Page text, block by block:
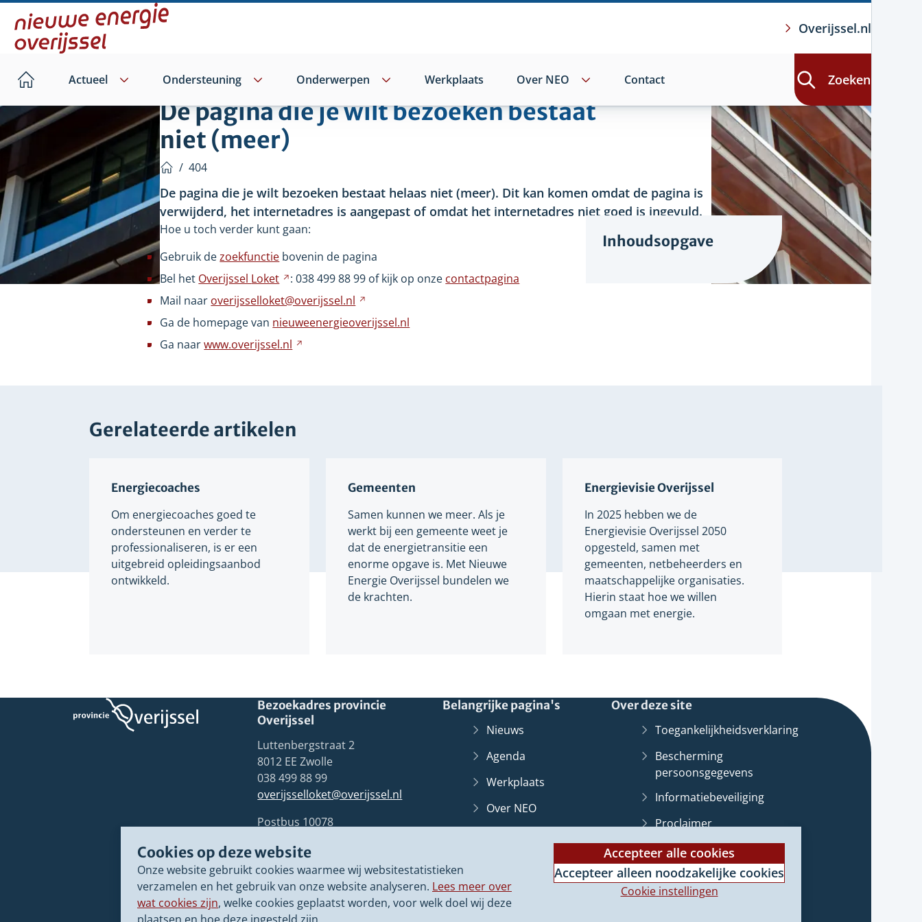
Cookies op deze website
Onze website gebruikt cookies waarmee wij websitestatistieken
verzamelen en het gebruik van onze website analyseren. Lees meer over
wat cookies zijn, welke cookies geplaatst worden, voor welk doel wij deze
Accepteer alle cookies
Accepteer alleen noodzakelijke cookies
Cookie instellingen
naar
hoofdinhoud
Overijssel.nl
Home
Actueel Ondersteuning Onderwerpen Werkplaats Over NEO Contact Zoeken
De pagina die je wilt bezoeken bestaat
niet (meer)
/ 404
De pagina die je wilt bezoeken bestaat helaas niet (meer). Dit kan komen omdat de pagina is
verwijderd, het internetadres is aangepast of omdat het internetadres niet goed is ingevuld.
Hoe u toch verder kunt gaan:
Gebruik dezoekfunctie bovenin de pagina
Bel het Overijssel Loket
Verwijst
naar
andere
website
: 0384998899 of kijk op onze contactpagina
Mail naar overijsselloket@overijssel.nl
naar
een
Ga de homepage van nieuweenergieoverijssel.nl
Ga naarwww.overijssel.nl
Inhoudsopgave
Gerelateerde artikelen
Energiecoaches
Om energiecoaches goed te
ondersteunen en verder te
professionaliseren, is er een
uitgebreid opleidingsaanbod
ontwikkeld.
Gemeenten
Samen kunnen we meer. Als je
werkt bij een gemeente weet je
dat de energietransitie een
enorme opgave is. Met Nieuwe
Energie Overijssel bundelen we
de krachten.
Energievisie Overijssel
In 2025 hebben we de
Energievisie Overijssel 2050
opgesteld, samen met
gemeenten, netbeheerders en
maatschappelijke organisaties.
Hierin staat hoe we willen
omgaan met energie.
Bezoekadres provincie
Overijssel
Luttenbergstraat 2
8012 EE Zwolle
038 499 88 99
overijsselloket@overijssel.nl
Postbus 10078
Belangrijke pagina's
Nieuws
Agenda
Werkplaats
Over NEO
een
andere
website)
Over deze site
Toegankelijkheidsverklaring
Bescherming
persoonsgegevens
Informatiebeveiliging
Proclaimer
Cookieverklaring
Archief van dezewebsite